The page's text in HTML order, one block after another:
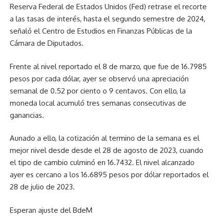
Reserva Federal de Estados Unidos (Fed) retrase el recorte
a las tasas de interés, hasta el segundo semestre de 2024,
señaló el Centro de Estudios en Finanzas Públicas de la
Cámara de Diputados.
Frente al nivel reportado el 8 de marzo, que fue de 16.7985
pesos por cada dólar, ayer se observó una apreciación
semanal de 0.52 por ciento o 9 centavos. Con ello, la
moneda local acumuló tres semanas consecutivas de
ganancias.
Aunado a ello, la cotización al termino de la semana es el
mejor nivel desde desde el 28 de agosto de 2023, cuando
el tipo de cambio culminó en 16.7432. El nivel alcanzado
ayer es cercano a los 16.6895 pesos por dólar reportados el
28 de julio de 2023.
Esperan ajuste del BdeM